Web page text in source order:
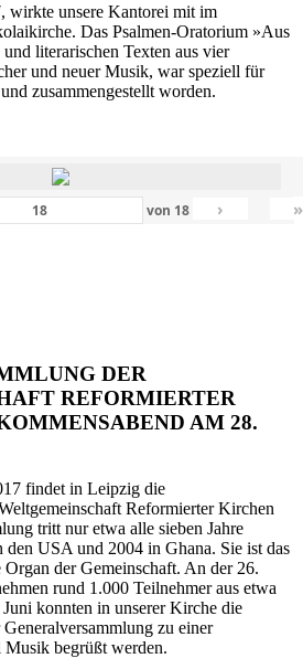
wirkte unsere Kantorei mit im
Das Psalmen-Oratorium »Aus
literarischen Texten aus vier
und neuer Musik, war speziell für
zusammengestellt worden.
von 18 › »
DER
REFORMIERTER
AM 28.
findet in Leipzig die
Reformierter Kirchen
tritt nur etwa alle sieben Jahre
den USA und 2004 in Ghana. Sie ist das
Organ der Gemeinschaft. An der 26.
rund 1.000 Teilnehmer aus etwa
konnten in unserer Kirche die
zu einer
begrüßt werden.